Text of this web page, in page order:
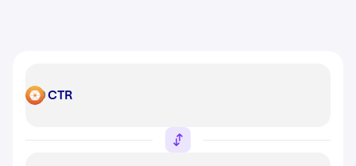
CTR CTR